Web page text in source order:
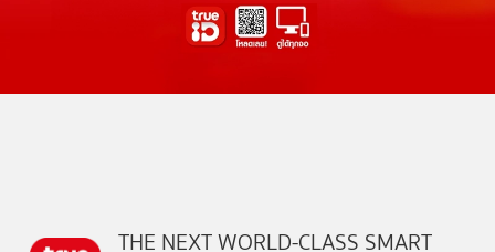
THE NEXT WORLD-CLASS SMART